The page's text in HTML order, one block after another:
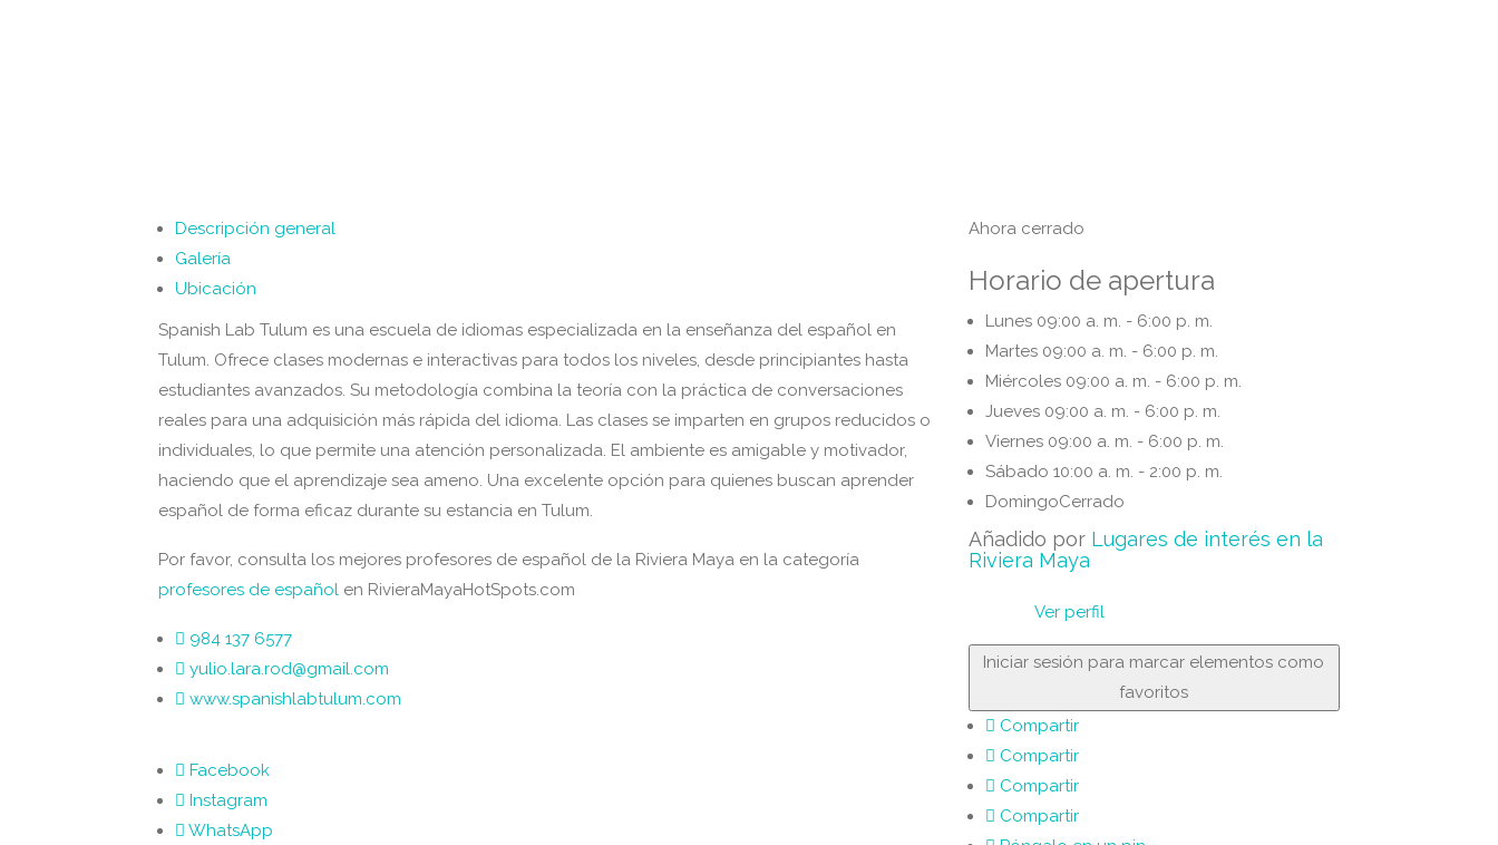
Descripción general
Galería
Ubicación
Spanish Lab Tulum es una escuela de idiomas especializada en la enseñanza del español en
Tulum. Ofrece clases modernas e interactivas para todos los niveles, desde principiantes hasta
estudiantes avanzados. Su metodología combina la teoría con la práctica de conversaciones
reales para una adquisición más rápida del idioma. Las clases se imparten en grupos reducidos o
individuales, lo que permite una atención personalizada. El ambiente es amigable y motivador,
haciendo que el aprendizaje sea ameno. Una excelente opción para quienes buscan aprender
español de forma eficaz durante su estancia en Tulum.
Por favor, consulta los mejores profesores de español de la Riviera Maya en la categoría
profesores de español en RivieraMayaHotSpots.com
984 137 6577
yulio.lara.rod@gmail.com
www.spanishlabtulum.com
Facebook
Instagram
WhatsApp
Ahora cerrado
Horario de apertura
Lunes09:00 a. m. - 6:00 p. m.
Martes09:00 a. m. - 6:00 p. m.
Miércoles09:00 a. m. - 6:00 p. m.
Jueves09:00 a. m. - 6:00 p. m.
Viernes09:00 a. m. - 6:00 p. m.
Sábado 10:00 a. m. - 2:00 p. m.
DomingoCerrado
Añadido por Lugares de interés en la
Riviera Maya
Ver perfil
Iniciar sesión para marcar elementos como
favoritos
Compartir
Compartir
Compartir
Compartir